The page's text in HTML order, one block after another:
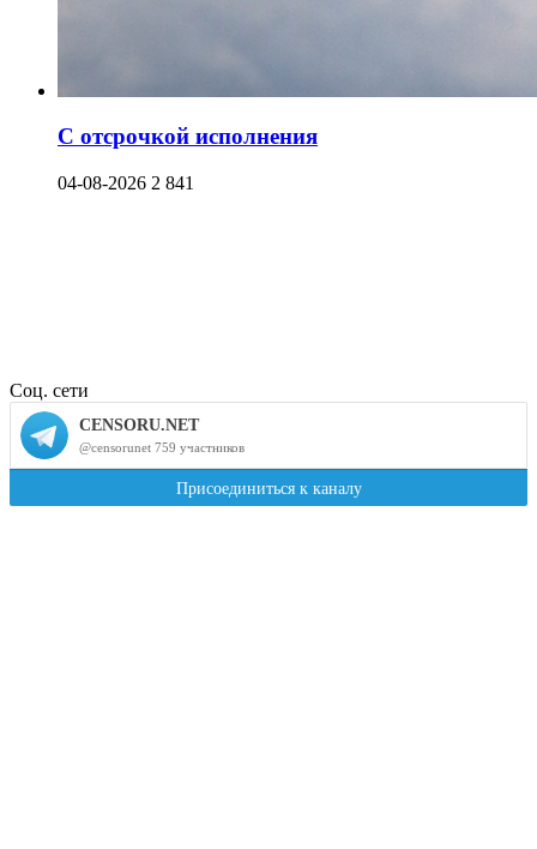
С отсрочкой исполнения
04-08-2026 2 841
Соц. сети